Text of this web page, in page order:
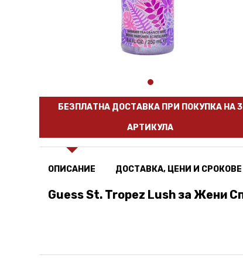
БЕЗПЛАТНА ДОСТАВКА ПРИ ПОКУПКА НА 3
АРТИКУЛА
ОПИСАНИЕ ДОСТАВКА, ЦЕНИ И СРОКОВЕ
Guess St. Tropez Lush за Жени